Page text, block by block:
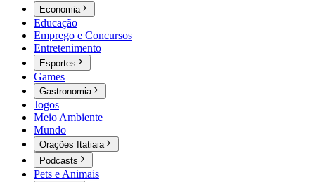
Economia
Educação
Emprego e Concursos
Entretenimento
Esportes
Games
Gastronomia
Jogos
Meio Ambiente
Mundo
Orações Itatiaia
Podcasts
Pets e Animais